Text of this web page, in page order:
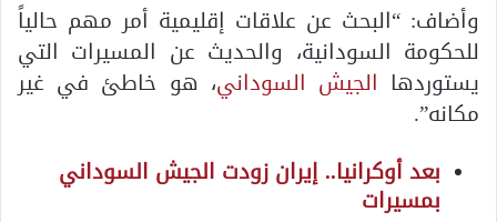
وأضاف: “البحث عن علاقات إقليمية أمر مهم حالياً
للحكومة السودانية، والحديث عن المسيرات التي
يستوردها الجيش السوداني، هو خاطئ في غير
مكانه”.
بعد أوكرانيا.. إيران زودت الجيش السوداني
بمسيرات